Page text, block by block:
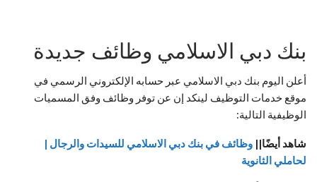
بنك دبي الاسلامي وظائف جديدة
أعلن اليوم بنك دبي الاسلامي عبر حسابه الإلكتروني الرسمي في
موقع خدمات التوظيف لينكد إن عن توفر وظائف وفق المسميات
الوظيفية التالية:
شاهد أيضًا|| وظائف في بنك دبي الاسلامي للسيدات والرجال |
لحاملي الثانوية